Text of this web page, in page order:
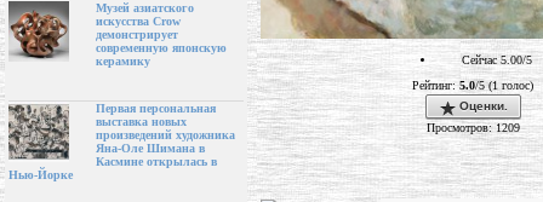
Музей азиатского
искусства Crow
демонстрирует
современную японскую
керамику
Первая персональная
выставка новых
произведений художника
Яна-Оле Шимана в
Касмине открылась в
Нью-Йорке
Сейчас 5.00/5
Рейтинг: 5.0/5 (1 голос)
Оценки.
Просмотров: 1209